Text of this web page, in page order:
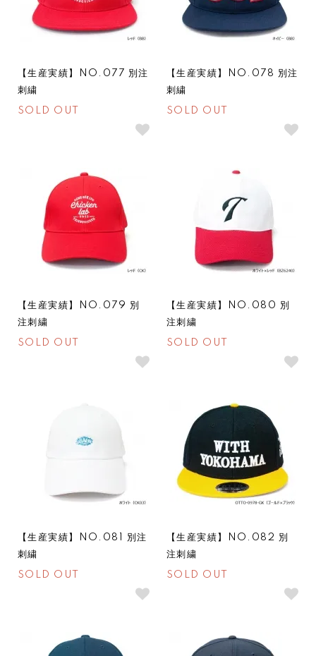
【生産実績】NO.077 別注
刺繍
SOLD OUT
【生産実績】NO.078 別注
刺繍
SOLD OUT
【生産実績】NO.079 別
注刺繍
SOLD OUT
【生産実績】NO.080 別
注刺繍
SOLD OUT
【生産実績】NO.081 別注
刺繍
SOLD OUT
【生産実績】NO.082 別
注刺繍
SOLD OUT